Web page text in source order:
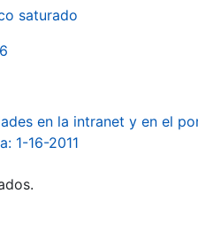
saturado
en la intranet y en el
1-16-2011